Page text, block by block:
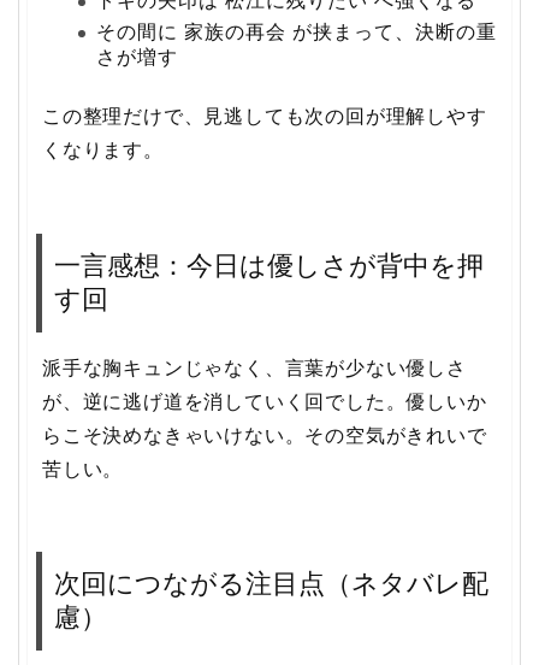
その間に 家族の再会 が挟まって、決断の重
さが増す
この整理だけで、見逃しても次の回が理解しやす
くなります。
一言感想：今日は優しさが背中を押
す回
派手な胸キュンじゃなく、言葉が少ない優しさ
が、逆に逃げ道を消していく回でした。優しいか
らこそ決めなきゃいけない。その空気がきれいで
苦しい。
次回につながる注目点（ネタバレ配
慮）